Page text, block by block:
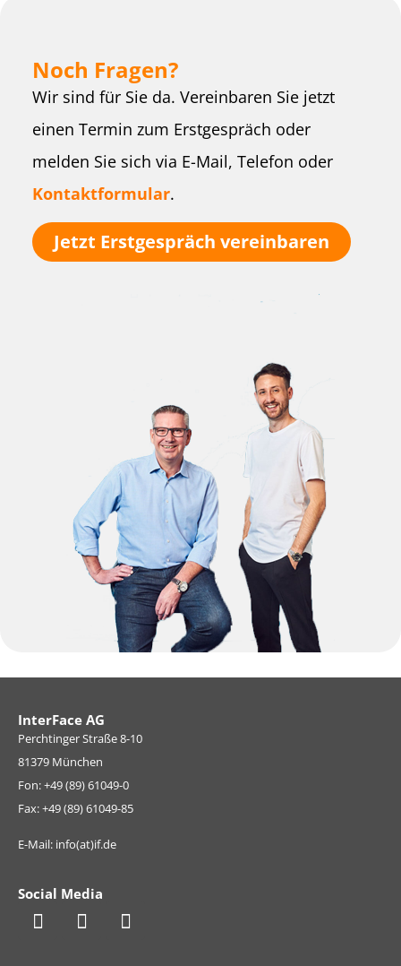
Noch Fragen?
Wir sind für Sie da. Vereinbaren Sie jetzt
einen Termin zum Erstgespräch oder
melden Sie sich via E-Mail, Telefon oder
Kontaktformular.
Jetzt Erstgespräch vereinbaren
InterFace AG
Perchtinger Straße 8-10
81379 München
Fon: +49 (89) 61049-0
Fax: +49 (89) 61049-85
E-Mail: info(at)if.de
Social Media